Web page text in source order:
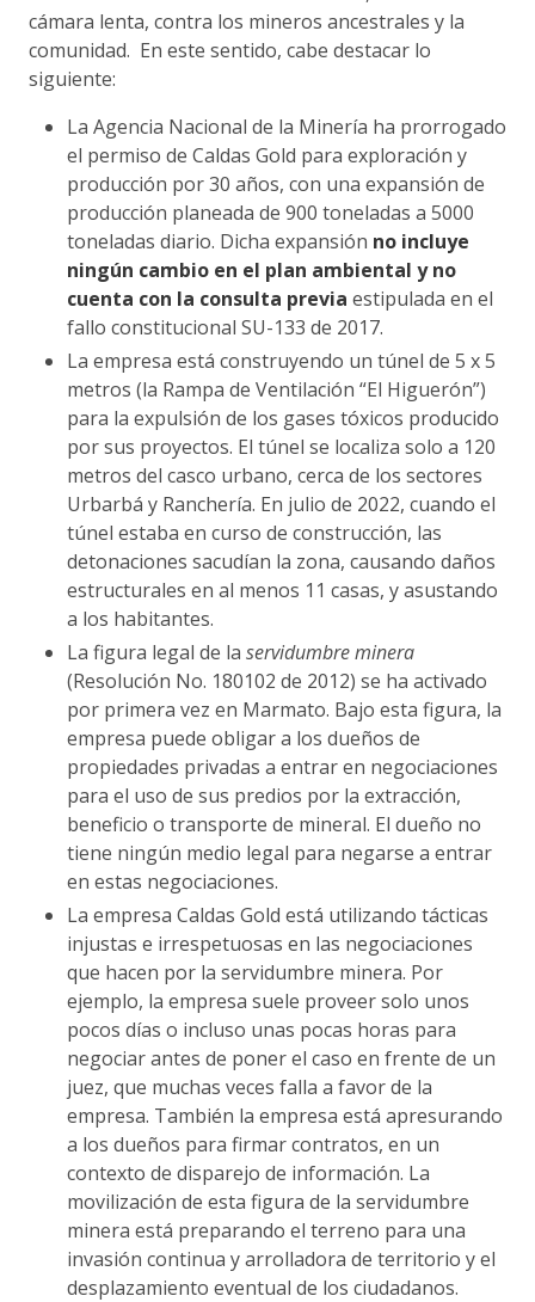
cámara lenta, contra los mineros ancestrales y la
comunidad. En este sentido, cabe destacar lo
siguiente:
La Agencia Nacional de la Minería ha prorrogado
el permiso de Caldas Gold para exploración y
producción por 30 años, con una expansión de
producción planeada de 900 toneladas a 5000
toneladas diario. Dicha expansión no incluye
ningún cambio en el plan ambiental y no
cuenta con la consulta previa estipulada en el
fallo constitucional SU-133 de 2017.
La empresa está construyendo un túnel de 5 x 5
metros (la Rampa de Ventilación “El Higuerón”)
para la expulsión de los gases tóxicos producido
por sus proyectos. El túnel se localiza solo a 120
metros del casco urbano, cerca de los sectores
Urbarbá y Ranchería. En julio de 2022, cuando el
túnel estaba en curso de construcción, las
detonaciones sacudían la zona, causando daños
estructurales en al menos 11 casas, y asustando
a los habitantes.
La figura legal de la servidumbre minera
(Resolución No. 180102 de 2012) se ha activado
por primera vez en Marmato. Bajo esta figura, la
empresa puede obligar a los dueños de
propiedades privadas a entrar en negociaciones
para el uso de sus predios por la extracción,
beneficio o transporte de mineral. El dueño no
tiene ningún medio legal para negarse a entrar
en estas negociaciones.
La empresa Caldas Gold está utilizando tácticas
injustas e irrespetuosas en las negociaciones
que hacen por la servidumbre minera. Por
ejemplo, la empresa suele proveer solo unos
pocos días o incluso unas pocas horas para
negociar antes de poner el caso en frente de un
juez, que muchas veces falla a favor de la
empresa. También la empresa está apresurando
a los dueños para firmar contratos, en un
contexto de disparejo de información. La
movilización de esta figura de la servidumbre
minera está preparando el terreno para una
invasión continua y arrolladora de territorio y el
desplazamiento eventual de los ciudadanos.